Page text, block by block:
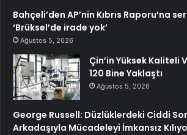
Bahçeli’den AP’nin Kıbrıs Raporu’na
‘Brüksel’de irade yok’
Ağustos 5, 2026
Çin’in Yüksek Kaliteli
120 Bine Yaklaştı
Ağustos 5, 2026
George Russell: Düzlüklerdeki Ciddi
Arkadaşıyla Mücadeleyi İmkansız